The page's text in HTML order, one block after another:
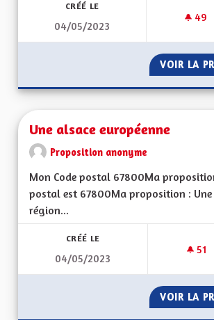
CRÉÉ LE
04/05/2023
49
VOIR LA
Une alsace européenne
Proposition anonyme
Mon Code postal 67800Ma
postal est 67800Ma proposition : Une
région...
CRÉÉ LE
04/05/2023
51
VOIR LA